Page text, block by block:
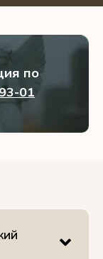
по
01